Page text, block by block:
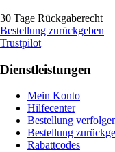
30 Tage Rückgaberecht
Bestellung zurückgeben
Trustpilot
Dienstleistungen
Mein Konto
Hilfecenter
Bestellung
Bestellung
Rabattcodes